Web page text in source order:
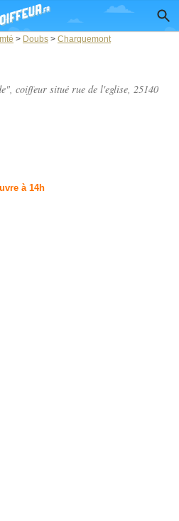
> Doubs > Charquemont
coiffeur situé rue de l'eglise, 25140
à 14h